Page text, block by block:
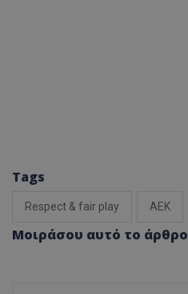
Tags
Respect & fair play ΑΕΚ
Μοιράσου αυτό το άρθρο